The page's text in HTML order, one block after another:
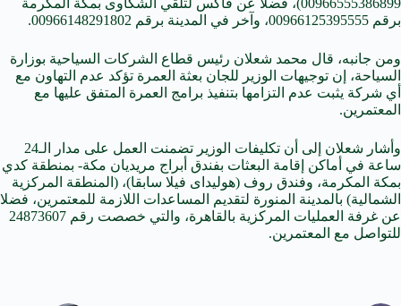
00966555386899)، فضلا عن فاكس لتلقي الشكاوى بمكة المكرمة
برقم 00966125395555، وآخر في المدينة برقم 00966148291802.
ومن جانبه، قال محمد شعلان رئيس قطاع الشركات السياحية بوزارة
السياحة، إن توجيهات الوزير للجان بعثة العمرة تؤكد عدم التهاون مع
أي شركة يثبت عدم التزامها بتنفيذ برامج العمرة المتفق عليها مع
المعتمرين.
وأشار شعلان إلى أن تكليفات الوزير تضمنت العمل على مدار الـ24
ساعة في أماكن إقامة البعثات بفندق أبراج مريديان مكة- بمنطقة كدي
بمكة المكرمة، وفندق روف (هوليداى فيلا سابقا)، (المنطقة المركزية
الشمالية) بالمدينة المنورة لتقديم المساعدات اللازمة للمعتمرين، فضلا
عن غرفة العمليات المركزية بالقاهرة، والتي خصصت رقم 24873607
للتواصل مع المعتمرين.